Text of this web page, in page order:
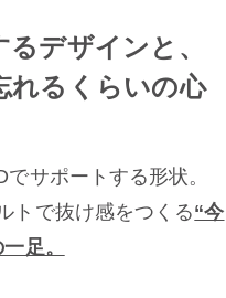
デザインと、
れるくらいの心
サポートする形状。
トで抜け感をつくる“今
足。